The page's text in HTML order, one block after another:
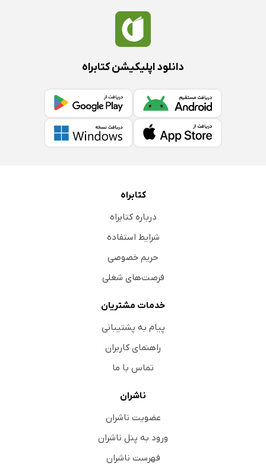
دانلود اپلیکیشن کتابراه
کتابراه
درباره کتابراه
شرایط استفاده
حریم خصوصی
فرصت‌های شغلی
خدمات مشتریان
پیام به پشتیبانی
راهنمای کاربران
تماس با ما
ناشران
عضویت ناشران
ورود به پنل ناشران
فهرست ناشران